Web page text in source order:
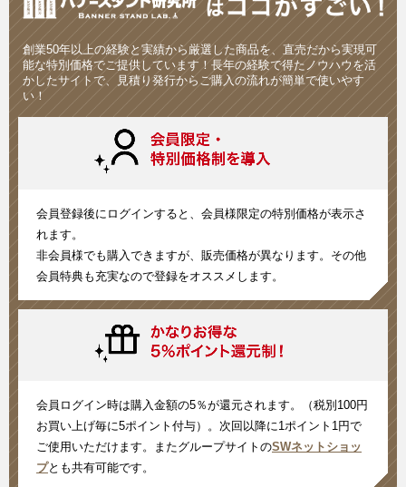
創業50年以上の経験と実績から厳選した商品を、直売だから実現可
能な特別価格でご提供しています！長年の経験で得たノウハウを活
かしたサイトで、見積り発行からご購入の流れが簡単で使いやす
い！
会員登録後にログインすると、会員様限定の特別価格が表示さ
れます。
非会員様でも購入できますが、販売価格が異なります。その他
会員特典も充実なので登録をオススメします。
会員ログイン時は購入金額の5％が還元されます。（税別100円
お買い上げ毎に5ポイント付与）。次回以降に1ポイント1円で
ご使用いただけます。またグループサイトのSWネットショッ
プとも共有可能です。